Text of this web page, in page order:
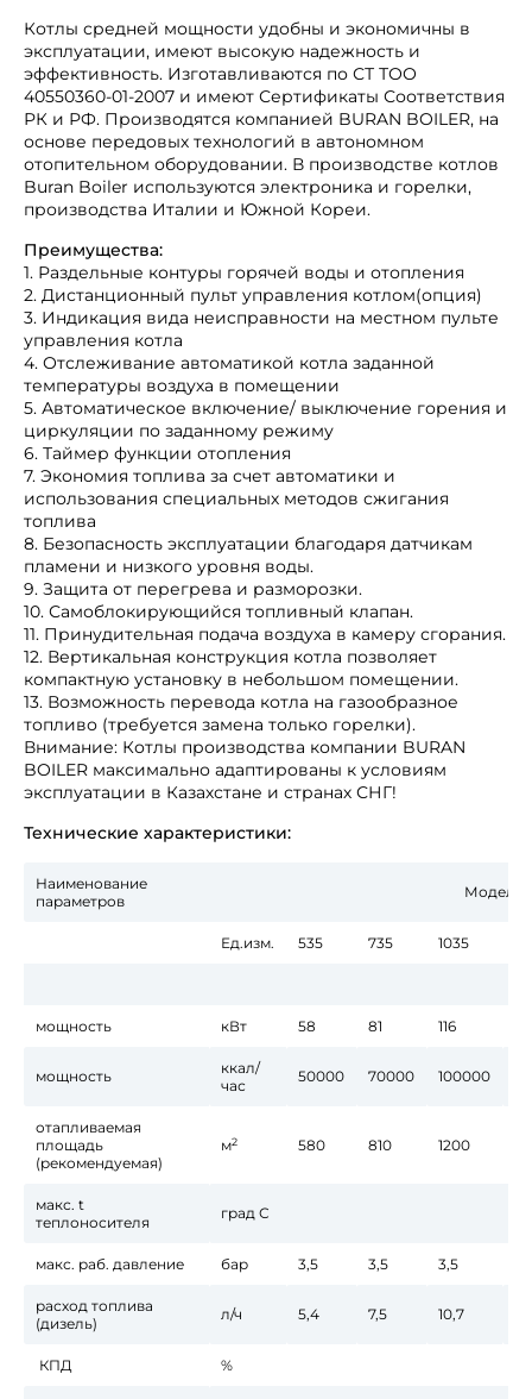
Котлы средней мощности удобны и экономичны в
эксплуатации, имеют высокую надежность и
эффективность. Изготавливаются по СТ ТОО
40550360-01-2007 и имеют Сертификаты Соответствия
РК и РФ. Производятся компанией BURAN BOILER, на
основе передовых технологий в автономном
отопительном оборудовании. В производстве котлов
Buran Boiler используются электроника и горелки,
производства Италии и Южной Кореи.
Преимущества:
1. Раздельные контуры горячей воды и отопления
2. Дистанционный пульт управления котлом(опция)
3. Индикация вида неисправности на местном пульте
управления котла
4. Отслеживание автоматикой котла заданной
температуры воздуха в помещении
5. Автоматическое включение/ выключение горения и
циркуляции по заданному режиму
6. Таймер функции отопления
7. Экономия топлива за счет автоматики и
использования специальных методов сжигания
топлива
8. Безопасность эксплуатации благодаря датчикам
пламени и низкого уровня воды.
9. Защита от перегрева и разморозки.
10. Самоблокирующийся топливный клапан.
11. Принудительная подача воздуха в камеру сгорания.
12. Вертикальная конструкция котла позволяет
компактную установку в небольшом помещении.
13. Возможность перевода котла на газообразное
топливо (требуется замена только горелки).
Внимание: Котлы производства компании BURAN
BOILER максимально адаптированы к условиям
эксплуатации в Казахстане и странах СНГ!
Технические характеристики:
Наименование
параметров
Модель
Ед.изм. 535 735 1035
мощность кВт 58 81 116
мощность
ккал/
час
50000 70000 100000
отапливаемая
площадь
(рекомендуемая)
м2 580 810 1200
макс. t
теплоносителя
град С
макс. раб. давление бар 3,5 3,5 3,5
расход топлива
(дизель)
л/ч 5,4 7,5 10,7
КПД %